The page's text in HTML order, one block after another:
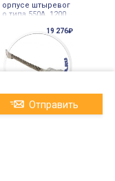
орпусе штыревог
о типа 550A 1200
19 276₽
SKR240/16UNF Тир
Отправить